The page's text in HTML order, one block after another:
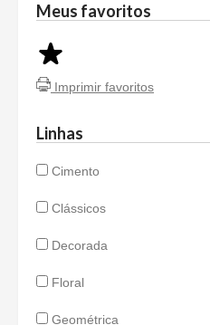
Meus favoritos
Imprimir favoritos
Linhas
Cimento
Clássicos
Decorada
Floral
Geométrica